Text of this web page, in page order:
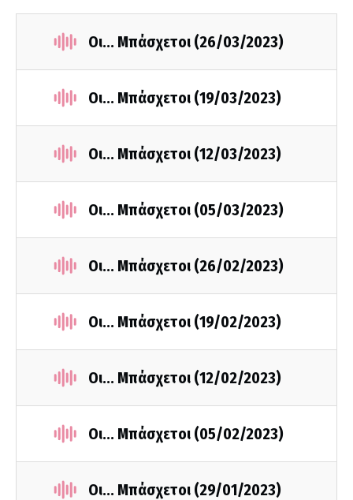
Οι... Μπάσχετοι (26/03/2023)
Οι... Μπάσχετοι (19/03/2023)
Οι... Μπάσχετοι (12/03/2023)
Οι... Μπάσχετοι (05/03/2023)
Οι... Μπάσχετοι (26/02/2023)
Οι... Μπάσχετοι (19/02/2023)
Οι... Μπάσχετοι (12/02/2023)
Οι... Μπάσχετοι (05/02/2023)
Οι... Μπάσχετοι (29/01/2023)